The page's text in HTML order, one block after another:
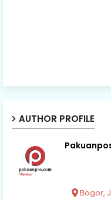
AUTHOR PROFILE
Bogor,